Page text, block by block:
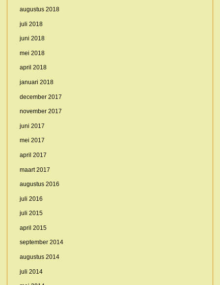
augustus 2018
juli 2018
juni 2018
mei 2018
april 2018
januari 2018
december 2017
november 2017
juni 2017
mei 2017
april 2017
maart 2017
augustus 2016
juli 2016
juli 2015
april 2015
september 2014
augustus 2014
juli 2014